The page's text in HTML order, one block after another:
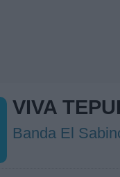
VIVA
Banda El